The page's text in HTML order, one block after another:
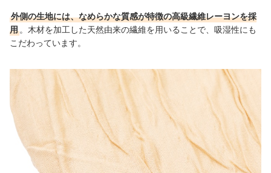
外側の生地には、なめらかな質感が特徴の高級繊維レーヨンを採
用 。木材を加工した天然由来の繊維を用いることで、吸湿性にも
こだわっています。